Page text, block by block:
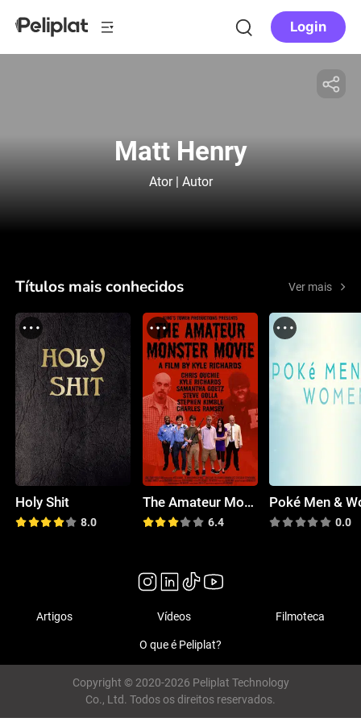
Login
Matt Henry
Ator | Autor
Títulos mais conhecidos Ver mais
Holy Shit
8.0
The Amateur Monster Movie
6.4 0.0
Artigos Vídeos Filmoteca
O que é Peliplat?
Copyright © 2020-2026 Peliplat Technology
Co., Ltd. Todos os direitos reservados.